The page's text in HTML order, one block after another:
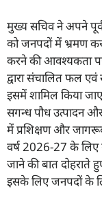
मुख्य सचिव ने अपने पूर्व
को जनपदों में भ्रमण
करने की आवश्यकता पर
द्वारा संचालित फल
इसमें शामिल किया
सगन्ध पौध उत्पादन
में प्रशिक्षण और
वर्ष 2026-27 के लिए
जाने की बात दोहराते
इसके लिए जनपदों के